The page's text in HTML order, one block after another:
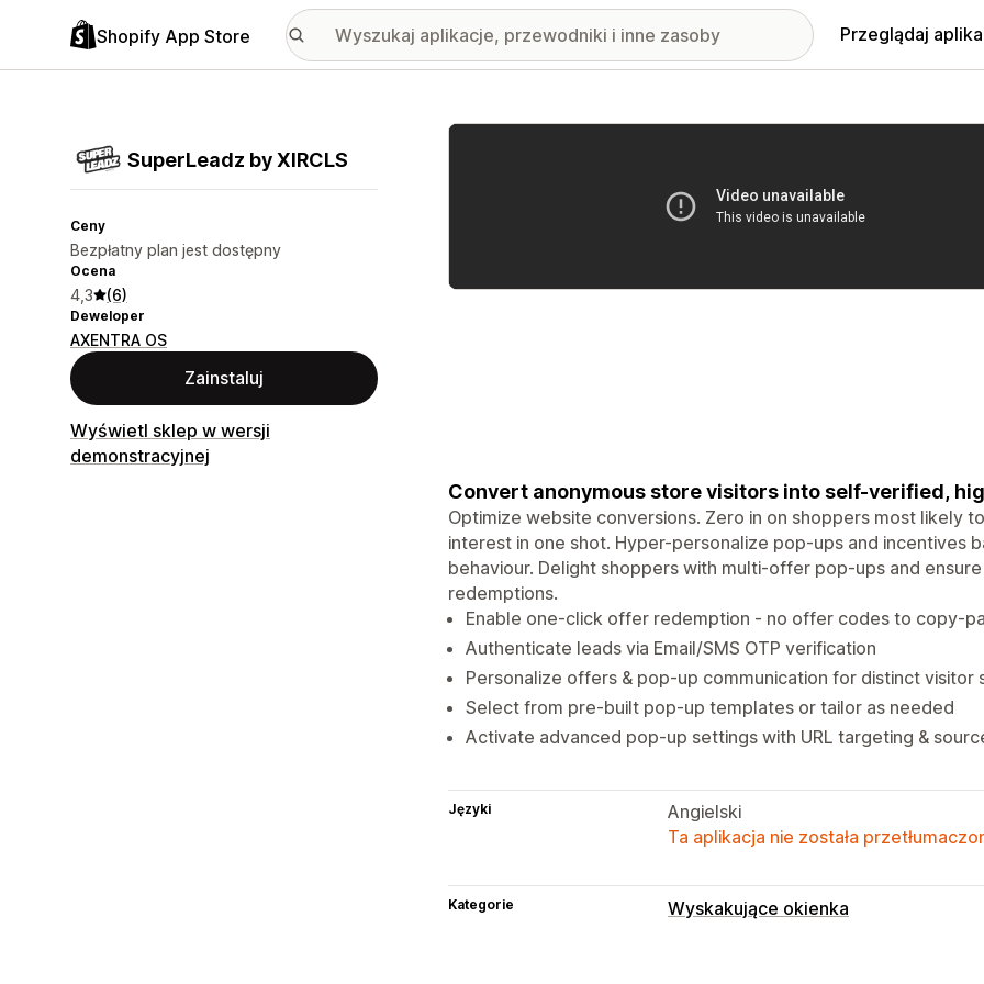
Shopify App Store Przeglądaj
SuperLeadz by XIRCLS
Ceny
Bezpłatny plan jest dostępny
Ocena
4,3 (6)
Deweloper
AXENTRA OS
Zainstaluj
Wyświetl sklep w wersji
demonstracyjnej
Wyróżnione obrazy w galerii
Convert anonymous store visitors into self-verified,
Optimize website conversions. Zero in on shoppers most likely
interest in one shot. Hyper-personalize pop-ups and incentives
behaviour. Delight shoppers with multi-offer pop-ups and
redemptions.
Enable one-click offer redemption - no offer codes to copy-
Authenticate leads via Email/SMS OTP verification
Personalize offers & pop-up communication for distinct visitor
Select from pre-built pop-up templates or tailor as needed
Activate advanced pop-up settings with URL targeting &
Języki
Angielski
Ta aplikacja nie została
Kategorie Wyskakujące okienka